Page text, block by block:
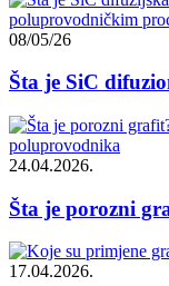
08/05/26
Šta je SiC
24.04.2026.
Šta je porozni
17.04.2026.